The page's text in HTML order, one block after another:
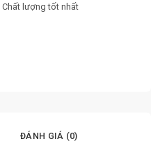
Chất lượng tốt nhất
ĐÁNH GIÁ (0)